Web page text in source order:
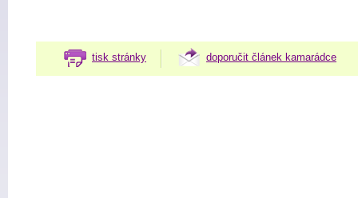
tisk stránky doporučit článek kamarádce